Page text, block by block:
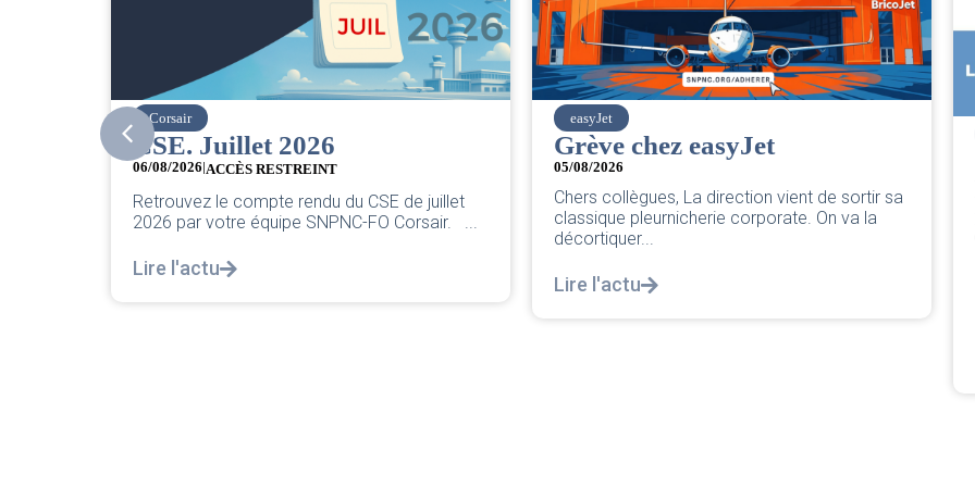
easyJet
Grève chez easyJet
05/08/2026
Chers collègues, La direction vient de sortir sa
classique pleurnicherie corporate. On va la
décortiquer...
Lire l'actu
SNPNC
CER/CRPN : L’intersyndicale
PNC/Pilotes unie exige une
réponse législative
04/08/2026
L’intersyndicale PNC/Pilotes unie exige une
réponse législative Courrier Intersyndical : Lire